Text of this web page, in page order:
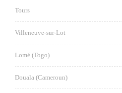
Tours
Villeneuve-sur-Lot
Lomé (Togo)
Douala (Cameroun)